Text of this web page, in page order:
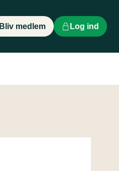
Bliv medlem Log ind